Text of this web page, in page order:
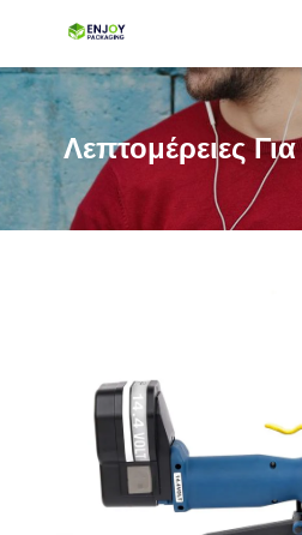
Λεπτομέρειες